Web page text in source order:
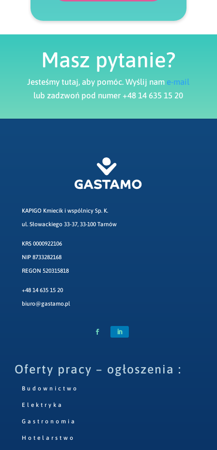
Masz pytanie?
Jesteśmy tutaj, aby pomóc. Wyślij nam e-mail
lub zadzwoń pod numer +48 14 635 15 20
KAPIGO Kmiecik i wspólnicy Sp. K.
ul. Słowackiego 33-37, 33-100 Tarnów
KRS 0000922106
NIP 8733282168
REGON 520315818
+48 14 635 15 20
biuro@gastamo.pl
Oferty pracy – ogłoszenia :
Budownictwo
Elektryka
Gastronomia
Hotelarstwo